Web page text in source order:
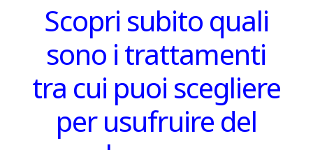
Scopri subito quali
sono i trattamenti
tra cui puoi scegliere
per usufruire del